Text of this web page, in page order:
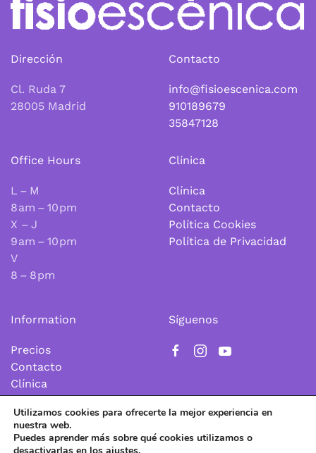
Dirección
Cl. Ruda 7
28005 Madrid
Contacto
info@fisioescenica.com
910189679
35847128
Office Hours
L – M
8 am – 10 pm
X – J
9 am – 10 pm
V
8 – 8 pm
Clínica
Clínica
Contacto
Política Cookies
Política de Privacidad
Information
Precios
Contacto
Clínica
Síguenos
Política de Cookies
©2026Fisioescénica. Todos los derechos reservados.
Utilizamos cookies para ofrecerte la mejor experiencia en
nuestra web.
Puedes aprender más sobre qué cookies utilizamos o